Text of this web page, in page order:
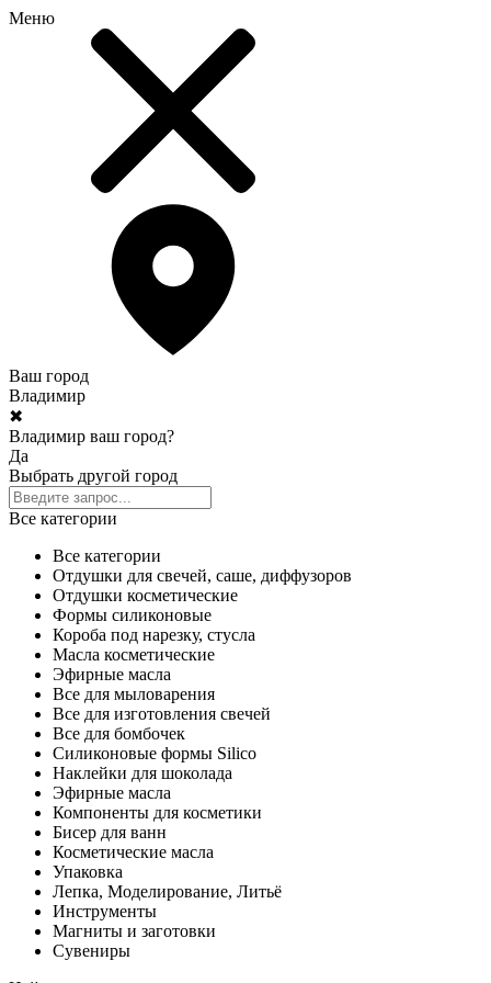
Меню
Ваш город
Владимир
✖
Владимир ваш город?
Да
Выбрать другой город
Все категории
Все категории
Отдушки для свечей, саше, диффузоров
Отдушки косметические
Формы силиконовые
Короба под нарезку, стусла
Масла косметические
Эфирные масла
Все для мыловарения
Все для изготовления свечей
Все для бомбочек
Силиконовые формы Silico
Наклейки для шоколада
Эфирные масла
Компоненты для косметики
Бисер для ванн
Косметические масла
Упаковка
Лепка, Моделирование, Литьё
Инструменты
Магниты и заготовки
Сувениры